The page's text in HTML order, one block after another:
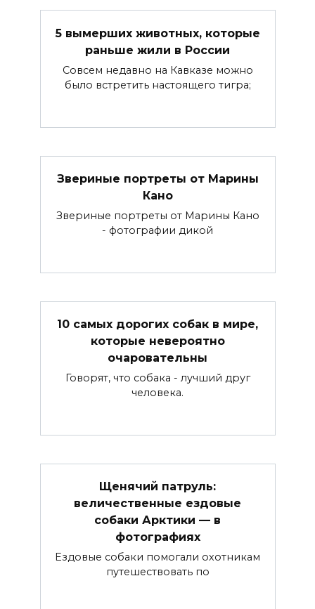
5 вымерших животных, которые
раньше жили в России
Совсем недавно на Кавказе можно
было встретить настоящего тигра;
Звериные портреты от Марины
Кано
Звериные портреты от Марины Кано
- фотографии дикой
10 самых дорогих собак в мире,
которые невероятно
очаровательны
Говорят, что собака - лучший друг
человека.
Щенячий патруль:
величественные ездовые
собаки Арктики — в
фотографиях
Ездовые собаки помогали охотникам
путешествовать по